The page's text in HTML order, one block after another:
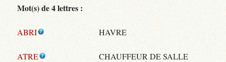
Mot(s) de 4 lettres :
ABRI HAVRE
ATRE CHAUFFEUR DE SALLE